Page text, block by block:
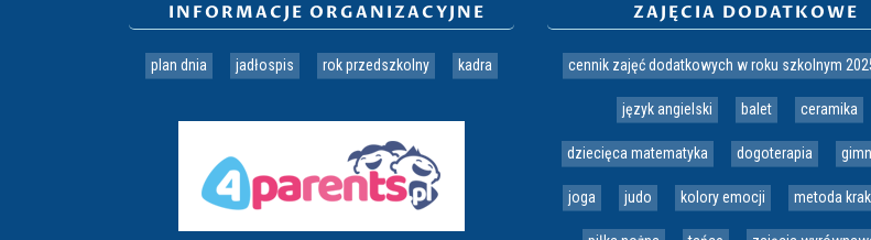
INFORMACJE ORGANIZACYJNE
plan dnia jadłospis rok przedszkolny kadra
ZAJĘCIA DODATKOWE
cennik zajęć dodatkowych w roku szkolnym
język angielski balet ceramika
dziecięca matematyka dogoterapia
joga judo kolory emocji metoda